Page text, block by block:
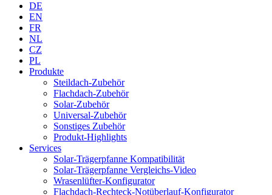
DE
EN
FR
NL
CZ
PL
Produkte
Steildach-Zubehör
Flachdach-Zubehör
Solar-Zubehör
Universal-Zubehör
Sonstiges Zubehör
Produkt-Highlights
Services
Solar-Trägerpfanne Kompatibilität
Solar-Trägerpfanne Vergleichs-Video
Wrasenlüfter-Konfigurator
Flachdach-Rechteck-Notüberlauf-Konfigurator